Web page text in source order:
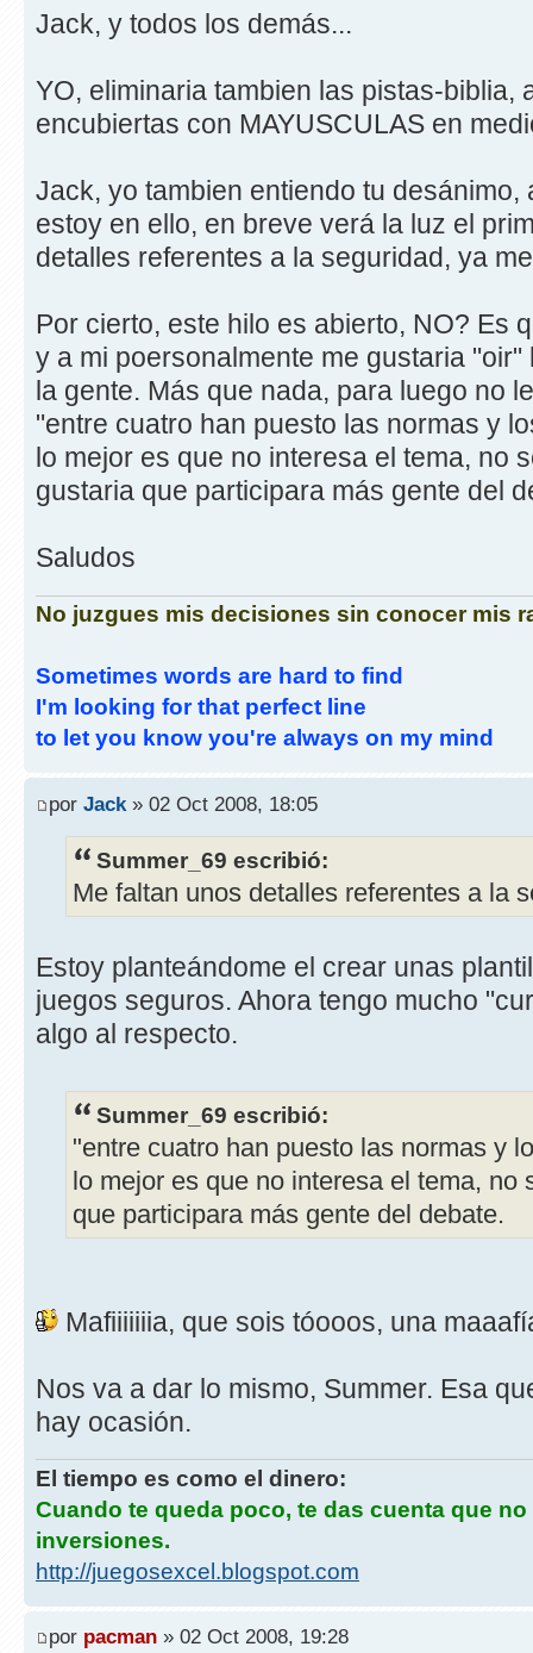
Jack, y todos los demás...
YO, eliminaria tambien las pistas-biblia,
encubiertas con MAYUSCULAS en
Jack, yo tambien entiendo tu
estoy en ello, en breve verá la luz el
detalles referentes a la seguridad, ya
Por cierto, este hilo es abierto, NO? Es
y a mi poersonalmente me gustaria
la gente. Más que nada, para luego no
"entre cuatro han puesto las normas y
lo mejor es que no interesa el tema, no
gustaria que participara más gente del
Saludos
No juzgues mis decisiones sin conocer mis
Sometimes words are hard to find
I'm looking for that perfect line
to let you know you're always on my mind
por Jack » 02 Oct 2008, 18:05
Summer_69 escribió:
Me faltan unos detalles referentes a la
Estoy planteándome el crear unas
juegos seguros. Ahora tengo mucho
algo al respecto.
Summer_69 escribió:
"entre cuatro han puesto las normas y
lo mejor es que no interesa el tema,
que participara más gente del debate.
Mafiiiiiiia, que sois tóooos, una
Nos va a dar lo mismo, Summer. Esa
hay ocasión.
El tiempo es como el dinero:
Cuando te queda poco, te das cuenta que
inversiones.
http://juegosexcel.blogspot.com
por pacman » 02 Oct 2008, 19:28